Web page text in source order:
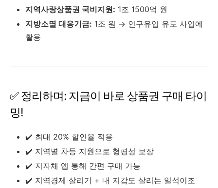
지역사랑상품권 국비지원: 1조 1500억 원
지방소멸 대응기금: 1조 원 → 인구유입 유도 사업에
활용
✅ 정리하며: 지금이 바로 상품권 구매 타이
밍!
✔️ 최대 20% 할인율 적용
✔️ 지역별 차등 지원으로 형평성 보장
✔️ 지자체 앱 통해 간편 구매 가능
✔️ 지역경제 살리기 + 내 지갑도 살리는 일석이조